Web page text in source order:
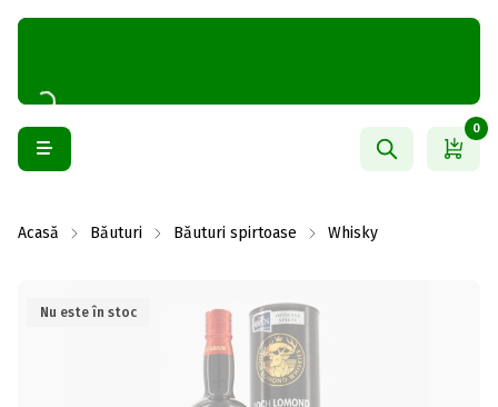
0
Acasă Băuturi Băuturi spirtoase Whisky
Nu este în stoc